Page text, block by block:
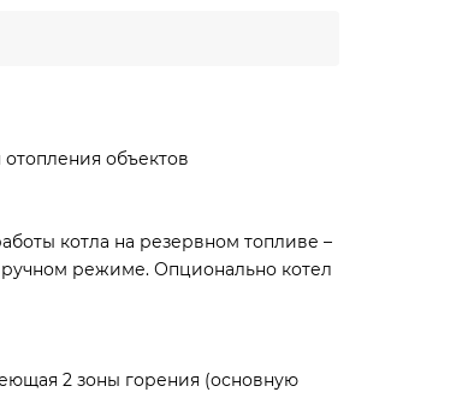
объектов
котла на резервном топливе –
ручном режиме. Опционально котел
2 зоны горения (основную